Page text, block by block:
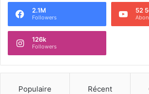
2.1M
Followers
52
126k
Followers
Populaire Récent